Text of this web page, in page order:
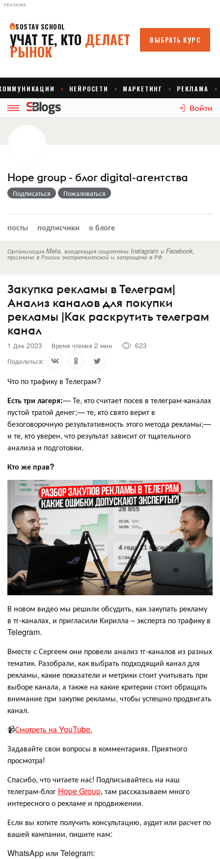
РЕКЛАМА
Войти
Hope group - блог digital-агентства
Подписаться Пожаловаться
посты подписчики о блоге
Организация Meta, владеющая соцсетями Instagram и Facebook,
признана в России экстремистской и запрещена в РФ
Закупка рекламы в Телеграм|
Анализ каналов для покупки
рекламы |Как раскрутить телеграм
канал
1 Дек 2023 Время чтения 2 мин
623
Поделиться:
Что по трафику в Телеграм?
Есть три лагеря:— Те, кто считает посев в телеграм-каналах
пустой тратой денег;— те, кто свято верит в
безоговорочную результативность этого метода рекламы;—
и те, кто уверен, что результат зависит от тщательного
анализа и подготовки.
Кто же прав?
В новом видео мы решили обсудить, как закупать рекламу
в тг-каналах, и пригласили Кирилла – эксперта по трафику в
Telegram.
Вместе с Сергеем они провели анализ тг-каналов из разных
тематик. Разобрали, как выбрать подходящий канал для
рекламы, какие показатели и метрики стоит учитывать при
выборе канала, а также на какие критерии стоит обращать
внимание при закупке рекламы, чтобы успешно продвигать
канал.
📹Смотреть на YouTube.
Задавайте свои вопросы в комментариях. Приятного
просмотра!
Спасибо, что читаете нас! Подписывайтесь на наш
телеграм-блог Hope Group, там рассказываем много
интересного о рекламе и продвижении.
Если вы хотите получить консультацию, аудит или расчет по
вашей кампании, пишите нам:
WhatsApp или Telegram: